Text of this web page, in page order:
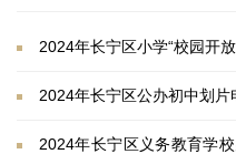
2024年长宁区小学“校园开
2024年长宁区公办初中划
2024年长宁区义务教育学